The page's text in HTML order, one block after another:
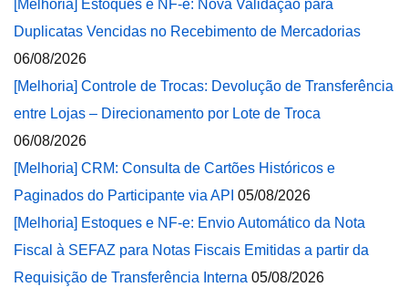
[Melhoria] Estoques e NF-e: Nova Validação para
Duplicatas Vencidas no Recebimento de Mercadorias
06/08/2026
[Melhoria] Controle de Trocas: Devolução de Transferência
entre Lojas – Direcionamento por Lote de Troca
06/08/2026
[Melhoria] CRM: Consulta de Cartões Históricos e
Paginados do Participante via API 05/08/2026
[Melhoria] Estoques e NF-e: Envio Automático da Nota
Fiscal à SEFAZ para Notas Fiscais Emitidas a partir da
Requisição de Transferência Interna 05/08/2026